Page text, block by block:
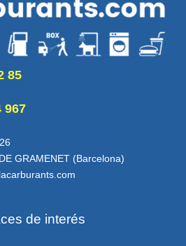
85
967
GRAMENET (Barcelona)
de interés